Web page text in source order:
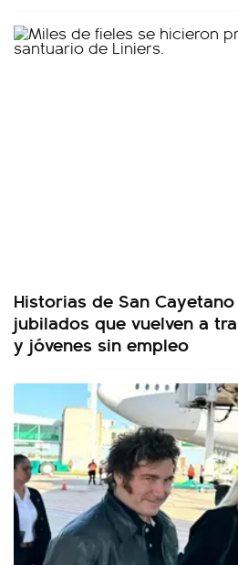
Historias de San
jubilados que vuelven a
y jóvenes sin empleo